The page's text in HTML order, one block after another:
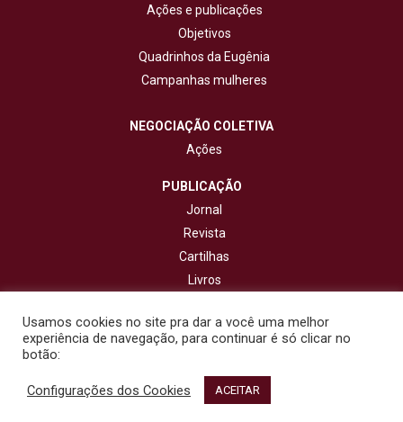
Ações e publicações
Objetivos
Quadrinhos da Eugênia
Campanhas mulheres
NEGOCIAÇÃO COLETIVA
Ações
PUBLICAÇÃO
Jornal
Revista
Cartilhas
Livros
CONTATO
© 2020 - Fisenge - Federação Interestadual de Sindicatos de
Engenheiros. Todos os direitos reservados. Design por
Usamos cookies no site pra dar a você uma melhor
experiência de navegação, para continuar é só clicar no
botão:
Configurações dos Cookies ACEITAR